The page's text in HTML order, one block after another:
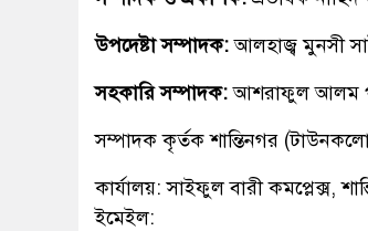
উপদেষ্টা সম্পাদক:আলহাজ্ব মুনসী
সহকারি সম্পাদক:আশরাফুল আলম
সম্পাদক কৃর্তক শান্তিনগর
কার্যালয়: সাইফুল বারী কমপ্লেক্স,
ইমেইল: